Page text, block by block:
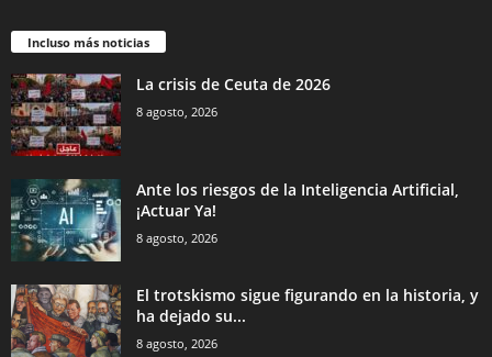
Incluso más noticias
La crisis de Ceuta de 2026
8 agosto, 2026
Ante los riesgos de la Inteligencia Artificial,
¡Actuar Ya!
8 agosto, 2026
El trotskismo sigue figurando en la historia, y
ha dejado su...
8 agosto, 2026